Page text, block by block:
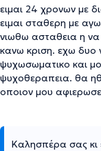
ειμαι 24 χρονων με
ειμαι σταθερη με
νιωθω ασταθεια η
κανω κριση. εχω δυο
ψυχωσωματικο και
ψυχοθεραπεια. θα
οποιον μου
Καλησπέρα σας κι